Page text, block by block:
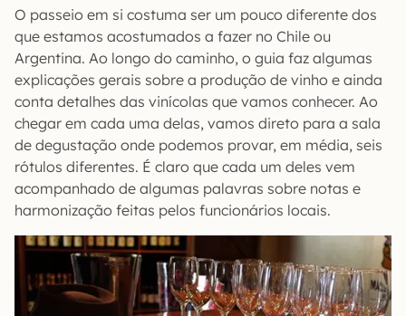
O passeio em si costuma ser um pouco diferente dos
que estamos acostumados a fazer no Chile ou
Argentina. Ao longo do caminho, o guia faz algumas
explicações gerais sobre a produção de vinho e ainda
conta detalhes das vinícolas que vamos conhecer. Ao
chegar em cada uma delas, vamos direto para a sala
de degustação onde podemos provar, em média, seis
rótulos diferentes. É claro que cada um deles vem
acompanhado de algumas palavras sobre notas e
harmonização feitas pelos funcionários locais.